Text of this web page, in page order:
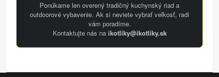
Ponúkame len overený tradičný kuchynský riad a
outdoorové vybavenie. Ak si neviete vybrať veľkosť, radi
vám poradíme.
Kontaktujte nás na ikotliky@ikotliky.sk